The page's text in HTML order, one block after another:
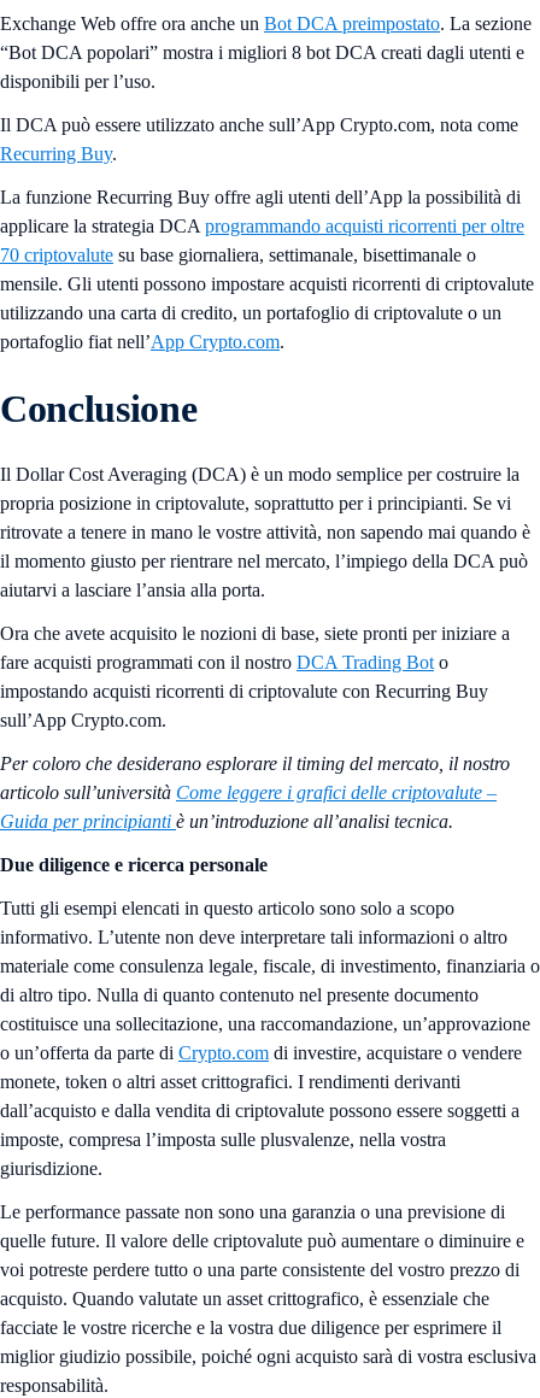
Exchange Web offre ora anche un Bot DCA preimpostato. La sezione
“Bot DCA popolari” mostra i migliori 8 bot DCA creati dagli utenti e
disponibili per l’uso.
Il DCA può essere utilizzato anche sull’App Crypto.com, nota come
Recurring Buy.
La funzione Recurring Buy offre agli utenti dell’App la possibilità di
applicare la strategia DCA programmando acquisti ricorrenti per oltre
70 criptovalute su base giornaliera, settimanale, bisettimanale o
mensile. Gli utenti possono impostare acquisti ricorrenti di criptovalute
utilizzando una carta di credito, un portafoglio di criptovalute o un
portafoglio fiat nell’App Crypto.com.
Conclusione
Il Dollar Cost Averaging (DCA) è un modo semplice per costruire la
propria posizione in criptovalute, soprattutto per i principianti. Se vi
ritrovate a tenere in mano le vostre attività, non sapendo mai quando è
il momento giusto per rientrare nel mercato, l’impiego della DCA può
aiutarvi a lasciare l’ansia alla porta.
Ora che avete acquisito le nozioni di base, siete pronti per iniziare a
fare acquisti programmati con il nostro DCA Trading Bot o
impostando acquisti ricorrenti di criptovalute con Recurring Buy
sull’App Crypto.com.
Per coloro che desiderano esplorare il timing del mercato, il nostro
articolo sull’università Come leggere i grafici delle criptovalute –
Guida per principianti è un’introduzione all’analisi tecnica.
Due diligence e ricerca personale
Tutti gli esempi elencati in questo articolo sono solo a scopo
informativo. L’utente non deve interpretare tali informazioni o altro
materiale come consulenza legale, fiscale, di investimento, finanziaria o
di altro tipo. Nulla di quanto contenuto nel presente documento
costituisce una sollecitazione, una raccomandazione, un’approvazione
o un’offerta da parte di Crypto.com di investire, acquistare o vendere
monete, token o altri asset crittografici. I rendimenti derivanti
dall’acquisto e dalla vendita di criptovalute possono essere soggetti a
imposte, compresa l’imposta sulle plusvalenze, nella vostra
giurisdizione.
Le performance passate non sono una garanzia o una previsione di
quelle future. Il valore delle criptovalute può aumentare o diminuire e
voi potreste perdere tutto o una parte consistente del vostro prezzo di
acquisto. Quando valutate un asset crittografico, è essenziale che
facciate le vostre ricerche e la vostra due diligence per esprimere il
miglior giudizio possibile, poiché ogni acquisto sarà di vostra esclusiva
responsabilità.